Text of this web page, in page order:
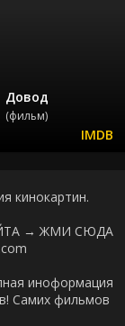
Довод
(фильм)
кинокартин.
→ ЖМИ СЮДА
иноформация
Самих фильмов